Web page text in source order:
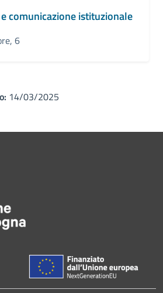
comunicazione istituzionale
6
14/03/2025